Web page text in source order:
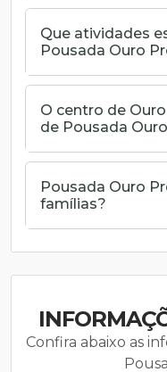
Que atividades
Pousada Ouro
O centro de
de Pousada
Pousada Ouro
famílias?
Confira abaixo as